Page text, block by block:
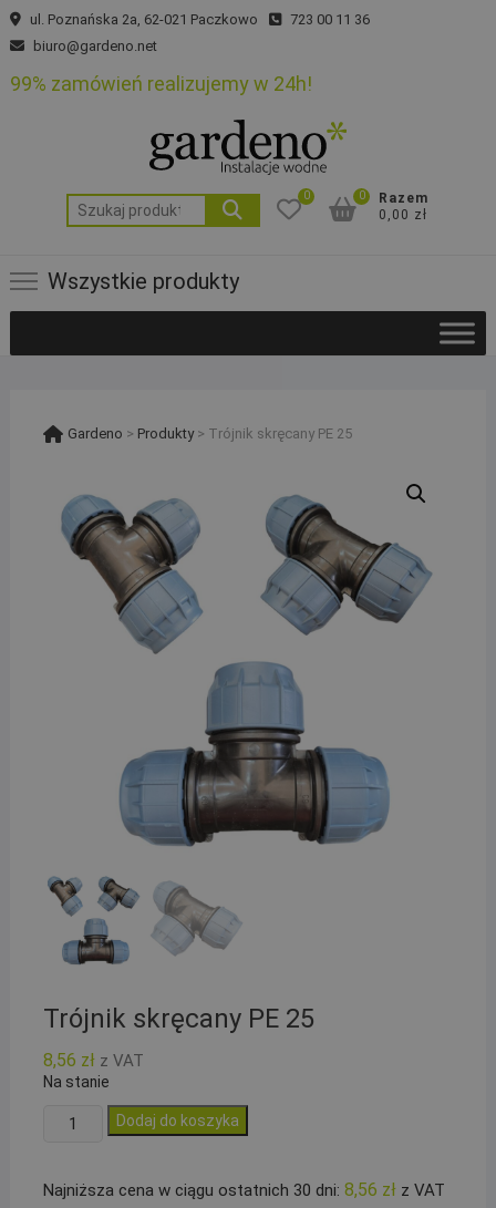
Skip
to
ul. Poznańska 2a, 62-021 Paczkowo
723 00 11 36
biuro@gardeno.net
99% zamówień realizujemy w 24h!
Szukaj:
0
Razem
0,00 zł
0
Wszystkie produkty
Gardeno > Produkty> Trójnik skręcany PE 25
Trójnik skręcany PE 25
8,56 zł z VAT
Na stanie
ilość
PE
Dodaj do koszyka
Najniższa cena w ciągu ostatnich 30 dni: 8,56 złz VAT